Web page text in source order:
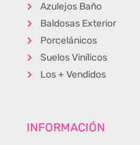
Azulejos Baño
Baldosas Exterior
Porcelánicos
Suelos Vinílicos
Los + Vendidos
INFORMACIÓN